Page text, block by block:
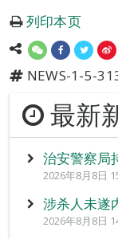
列印本页
NEWS-1-5-
最新
治安警察局
2026年8月8日
涉杀人未遂
2026年8月8日